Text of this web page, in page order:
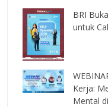
BRI
untuk
Kerja:
Mental